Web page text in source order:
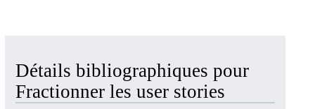
Détails bibliographiques pour
Fractionner les user stories